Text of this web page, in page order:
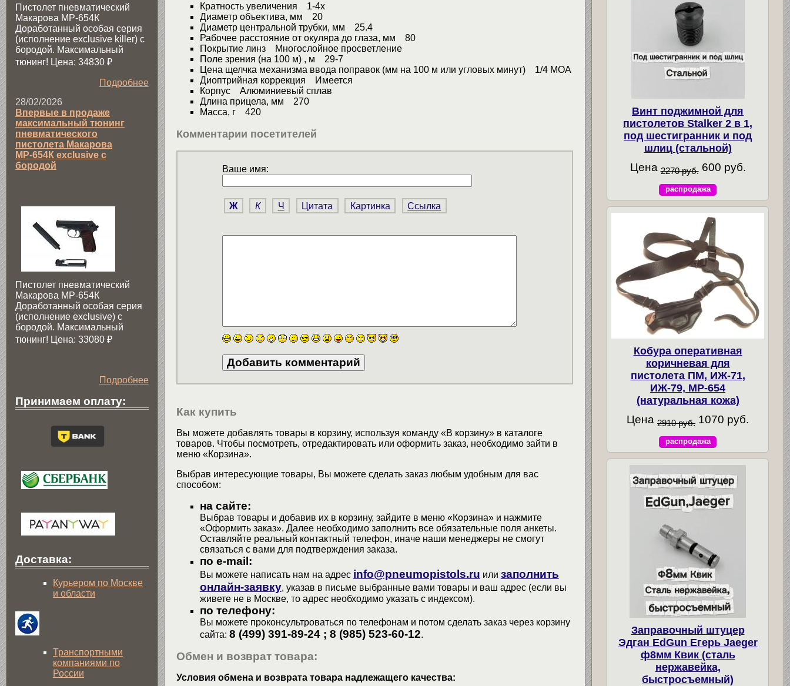
Кратность увеличения 1-4x
Диаметр объектива, мм 20
Диаметр центральной трубки, мм 25.4
Рабочее расстояние от окуляра до глаза, мм 80
Покрытие линз Многослойное просветление
Поле зрения (на 100 м) , м 29-7
Цена щелчка механизма ввода поправок (мм на 100 м или угловых минут) 1/4 MOA
Диоптрийная коррекция Имеется
Корпус Алюминиевый сплав
Длина прицела, мм 270
Масса, г 420
Комментарии посетителей
Ваше имя:
Ж К Ч Цитата Картинка Ссылка
Как купить
Вы можете добавлять товары в корзину, используя команду «В корзину» в каталоге
товаров. Чтобы посмотреть, отредактировать или оформить заказ, необходимо зайти в
меню «Корзина».
Выбрав интересующие товары, Вы можете сделать заказ любым удобным для вас
способом:
на сайте:
Выбрав товары и добавив их в корзину, зайдите в меню «Корзина» и нажмите
«Оформить заказ». Далее необходимо заполнить все обязательные поля анкеты.
Оставляйте реальный контактный телефон, иначе наши менеджеры не смогут
связаться с вами для подтверждения заказа.
по e-mail:
Вы можете написать нам на адрес info@pneumopistols.ru или заполнить
онлайн-заявку, указав в письме выбранные вами товары и ваш адрес (если вы
живете не в Москве, то адрес необходимо указать с индексом).
по телефону:
Вы можете проконсультроваться по телефонам и потом сделать заказ через корзину
сайта: 8 (499) 391-89-24 ; 8 (985) 523-60-12.
Обмен и возврат товара:
Условия обмена и возврата товара надлежащего качества:
Пистолет пневматический
Макарова МР-654К
Доработанный особая серия
(исполнение exclusive killer) с
бородой. Максимальный
тюнинг! Цена: 34830 ₽
Подробнее
28/02/2026
Впервые в продаже
максимальный тюнинг
пневматического
пистолета Макарова
МР-654К exclusive с
бородой
Пистолет пневматический
Макарова МР-654К
Доработанный особая серия
(исполнение exclusive) c
бородой. Максимальный
тюнинг! Цена: 33080 ₽
Подробнее
Принимаем оплату:
Доставка:
Курьером по Москве
и области
Транспортными
компаниями по
России
Винт поджимной для
пистолетов Stalker 2 в 1,
под шестигранник и под
шлиц (стальной)
Цена 2270 руб. 600 руб.
распродажа
Кобура оперативная
коричневая для
пистолета ПМ, ИЖ-71,
ИЖ-79, МР-654
(натуральная кожа)
Цена 2910 руб. 1070 руб.
распродажа
Заправочный штуцер
Эдган EdGun Егерь Jaeger
ф8мм Квик (сталь
нержавейка,
быстросъемный)